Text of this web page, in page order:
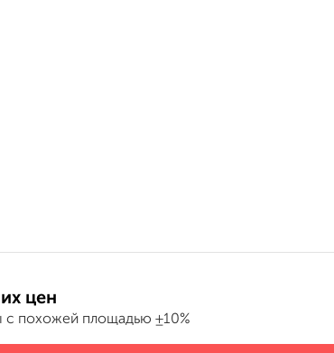
цен
с похожей площадью ±10%